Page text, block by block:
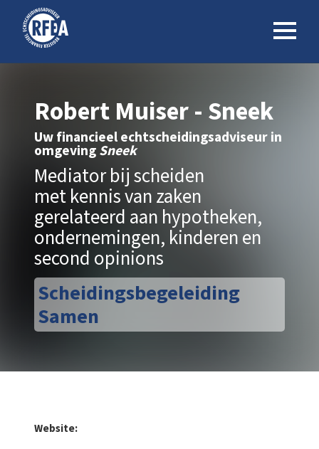
Robert Muiser - Sneek
Uw financieel echtscheidingsadviseur in
omgevingSneek
Mediator bij scheiden
met kennis van zaken
gerelateerd aan hypotheken,
ondernemingen, kinderen en
second opinions
Scheidingsbegeleiding
Samen
Website: